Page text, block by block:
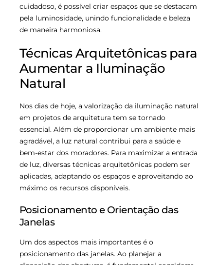
cuidadoso, é possível criar espaços que se destacam
pela luminosidade, unindo funcionalidade e beleza
de maneira harmoniosa.
Técnicas Arquitetônicas para
Aumentar a Iluminação
Natural
Nos dias de hoje, a valorização da iluminação natural
em projetos de arquitetura tem se tornado
essencial. Além de proporcionar um ambiente mais
agradável, a luz natural contribui para a saúde e
bem-estar dos moradores. Para maximizar a entrada
de luz, diversas técnicas arquitetônicas podem ser
aplicadas, adaptando os espaços e aproveitando ao
máximo os recursos disponíveis.
Posicionamento e Orientação das
Janelas
Um dos aspectos mais importantes é o
posicionamento das janelas. Ao planejar a